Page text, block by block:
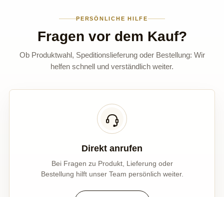
PERSÖNLICHE HILFE
Fragen vor dem Kauf?
Ob Produktwahl, Speditionslieferung oder Bestellung: Wir
helfen schnell und verständlich weiter.
Direkt anrufen
Bei Fragen zu Produkt, Lieferung oder
Bestellung hilft unser Team persönlich weiter.